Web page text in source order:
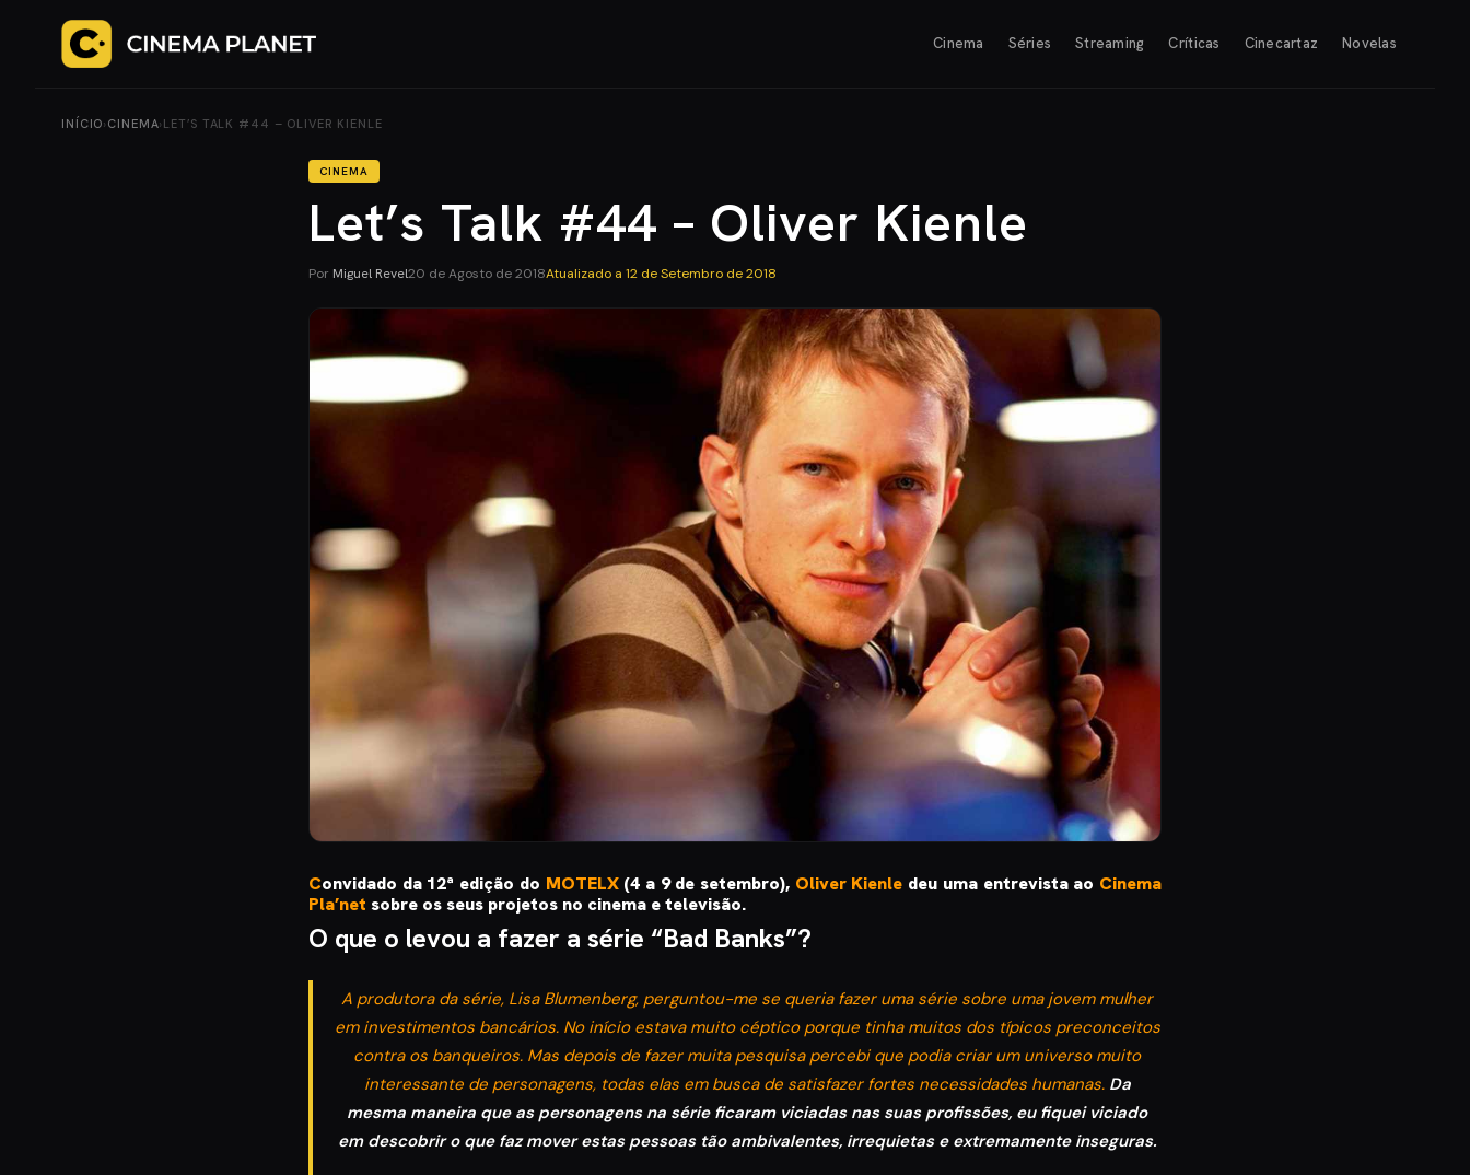
Cinema Séries Streaming Críticas Cinecartaz Novelas
INÍCIO› CINEMA› LET’S TALK #44 – OLIVER KIENLE
CINEMA
Let’s Talk #44 – Oliver Kienle
Por Miguel Revel20 de Agosto de 2018Atualizado a 12 de Setembro de 2018
Convidado da 12ª edição do MOTELX(4 a 9 de setembro), Oliver Kienle deu uma entrevista ao Cinema
Pla’net sobre os seus projetos no cinema e televisão.
O que o levou a fazer a série “Bad Banks”?
A produtora da série, Lisa Blumenberg, perguntou-me se queria fazer uma série sobre uma jovem mulher
em investimentos bancários. No início estava muito céptico porque tinha muitos dos típicos preconceitos
contra os banqueiros. Mas depois de fazer muita pesquisa percebi que podia criar um universo muito
interessante de personagens, todas elas em busca de satisfazer fortes necessidades humanas. Da
mesma maneira que as personagens na série ficaram viciadas nas suas profissões, eu fiquei viciado
em descobrir o que faz mover estas pessoas tão ambivalentes, irrequietas e extremamente inseguras.